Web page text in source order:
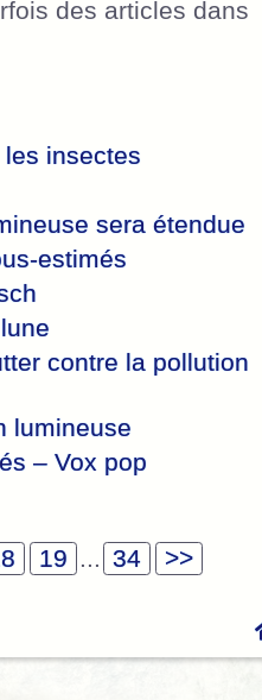
des articles dans
insectes
sera étendue
estimés
contre la pollution
lumineuse
– Vox pop
19 ... 34 >>